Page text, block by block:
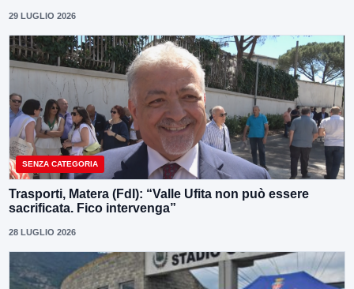
29 LUGLIO 2026
SENZA CATEGORIA
Trasporti, Matera (FdI): “Valle Ufita non può essere
sacrificata. Fico intervenga”
28 LUGLIO 2026